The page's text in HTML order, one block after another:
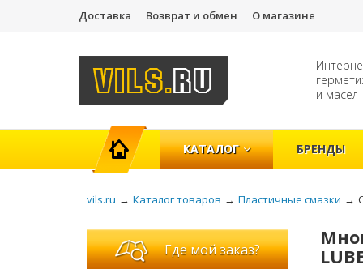
Доставка Возврат и обмен О магазине
и масел
ГЛАВНАЯ
КАТАЛОГ БРЕНДЫ
vils.ru → Каталог товаров → Пластичные смазки →
Где мой заказ?